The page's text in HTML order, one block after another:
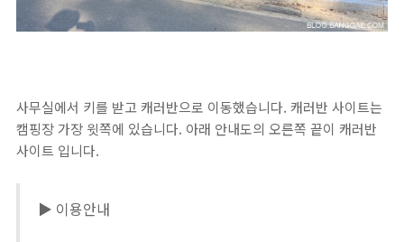
사무실에서 키를 받고 캐러반으로 이동했습니다. 캐러반 사이트는
캠핑장 가장 윗쪽에 있습니다. 아래 안내도의 오른쪽 끝이 캐러반
사이트 입니다.
▶ 이용안내